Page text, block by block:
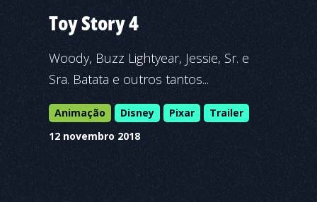
Toy Story 4
Woody, Buzz Lightyear, Jessie, Sr. e
Sra. Batata e outros tantos...
Animação Disney Pixar
Trailer
12 novembro 2018